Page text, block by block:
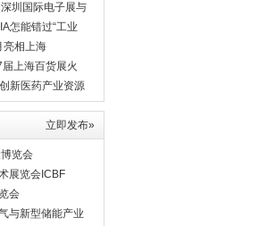
圳国际电子展与
怎能错过“工业
亮相上海
上海百货展火
新医药产业资源
立即发布»
览会
展览会ICBF
会
与新型储能产业